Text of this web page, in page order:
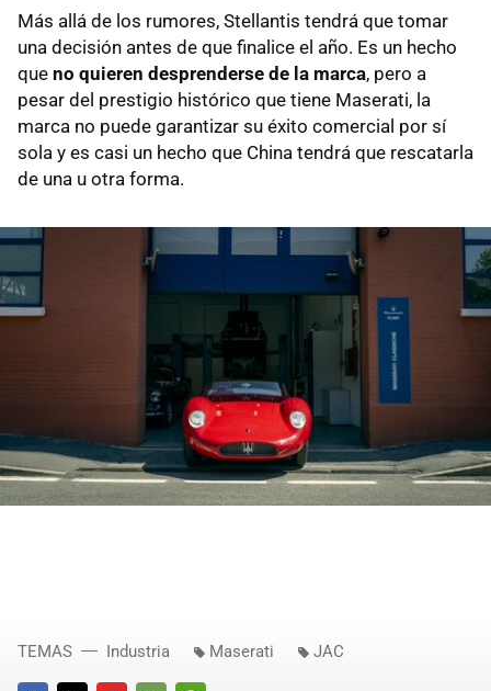
Más allá de los rumores, Stellantis tendrá que tomar
una decisión antes de que finalice el año. Es un hecho
que no quieren desprenderse de la marca, pero a
pesar del prestigio histórico que tiene Maserati, la
marca no puede garantizar su éxito comercial por sí
sola y es casi un hecho que China tendrá que rescatarla
de una u otra forma.
TEMAS Industria Maserati JAC